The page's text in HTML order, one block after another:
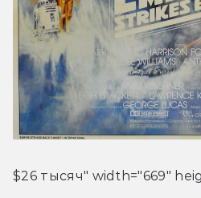
$26 тысяч" width="669"